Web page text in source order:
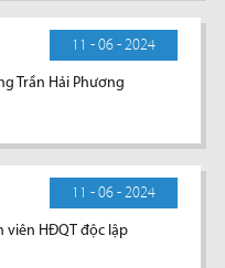
11 - 06 - 2024
Trần Hải Phương
11 - 06 - 2024
viên HĐQT độc lập